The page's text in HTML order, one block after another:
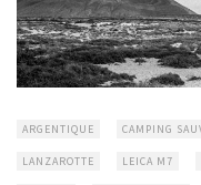
ARGENTIQUE CAMPING
LANZAROTTE LEICA M7